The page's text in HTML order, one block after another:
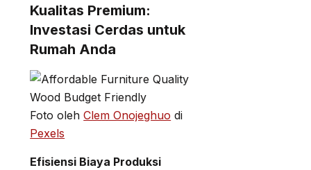
Kualitas Premium:
Investasi Cerdas untuk
Rumah Anda
Foto olehClem Onojeghuo di
Pexels
Efisiensi Biaya Produksi